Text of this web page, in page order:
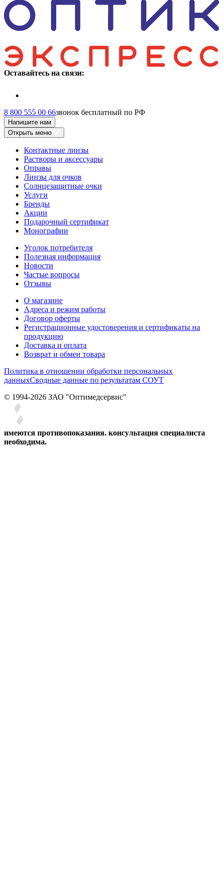
Оставайтесь на связи:
8 800 555 00 66звонок бесплатный по РФ
Напишите нам
Открыть меню
Контактные линзы
Растворы и аксессуары
Оправы
Линзы для очков
Солнцезащитные очки
Услуги
Бренды
Акции
Подарочный сертификат
Монографии
Уголок потребителя
Полезная информация
Новости
Частые вопросы
Отзывы
О магазине
Адреса и режим работы
Договор оферты
Регистрационные удостоверения и сертификаты на
продукцию
Доставка и оплата
Возврат и обмен товара
Политика в отношении обработки персональных
данныхСводные данные по результатам СОУТ
© 1994-2026 ЗАО ″Оптимедсервис″
имеются противопоказания. консультация специалиста
необходима.